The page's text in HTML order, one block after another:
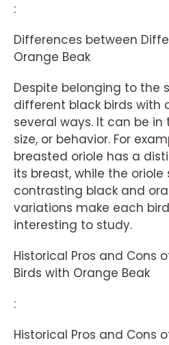
:
Differences between
Orange Beak
Despite belonging to the
different black birds with
several ways. It can be
size, or behavior. For
breasted oriole has a
its breast, while the oriole
contrasting black and
variations make each
interesting to study.
Historical Pros and Cons
Birds with Orange Beak
:
Historical Pros and Cons